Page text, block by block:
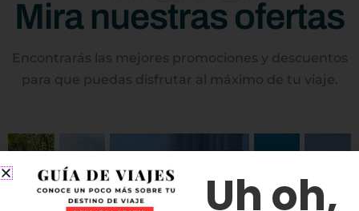
Mira nuestras ofertas
Encontrarás las mejores promociones y descuentos
para que puedas disfrutar al máximo de tu viaje.